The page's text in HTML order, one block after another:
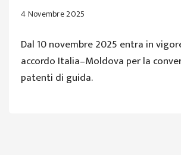
4 Novembre 2025
Dal 10 novembre 2025 entra in
accordo Italia–Moldova per la
patenti di guida.